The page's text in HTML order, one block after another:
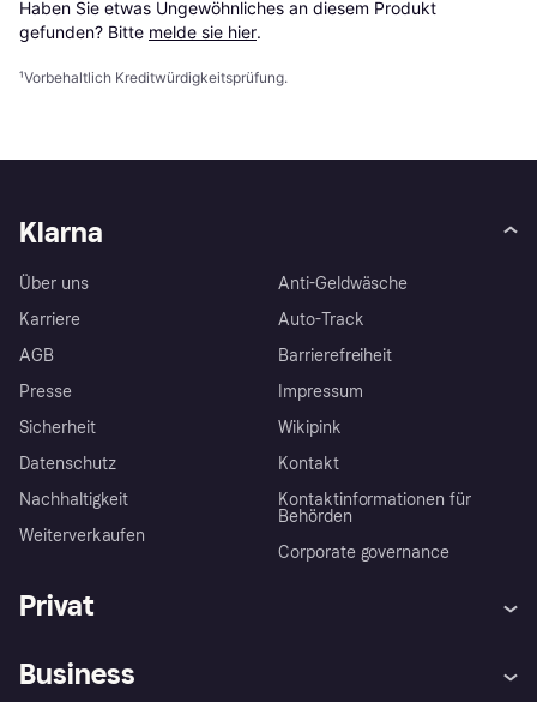
Haben Sie etwas Ungewöhnliches an diesem Produkt
gefunden? Bitte melde sie hier.
¹Vorbehaltlich Kreditwürdigkeitsprüfung.
Klarna
Über uns
Karriere
AGB
Presse
Sicherheit
Datenschutz
Nachhaltigkeit
Weiterverkaufen
Anti-Geldwäsche
Auto-Track
Barrierefreiheit
Impressum
Wikipink
Kontakt
Kontaktinformationen für
Behörden
Corporate governance
Privat
Business